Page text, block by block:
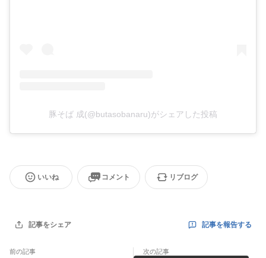
豚そば 成(@butasobanaru)がシェアした投稿
いいね コメント リブログ
記事をシェア 記事を報告する
前の記事 次の記事